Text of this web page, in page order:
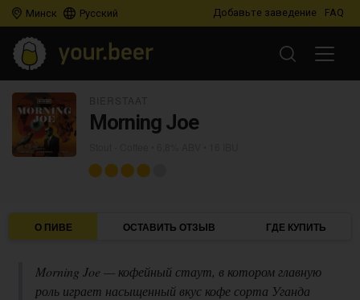
Минск Русский Добавьте заведение FAQ
Morning Joe
О ПИВЕ ОСТАВИТЬ ОТЗЫВ ГДЕ КУПИТЬ
Morning Joe — кофейный стаут, в котором главную
роль играет насыщенный вкус кофе сорта Уганда